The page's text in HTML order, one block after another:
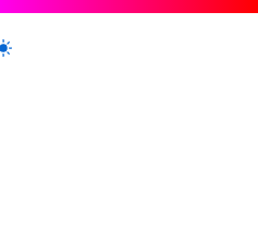
zur hellen / dunklen